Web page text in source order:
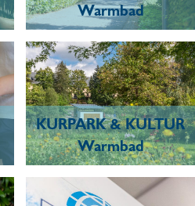
Warmbad
KURPARK & KULTUR
Warmbad